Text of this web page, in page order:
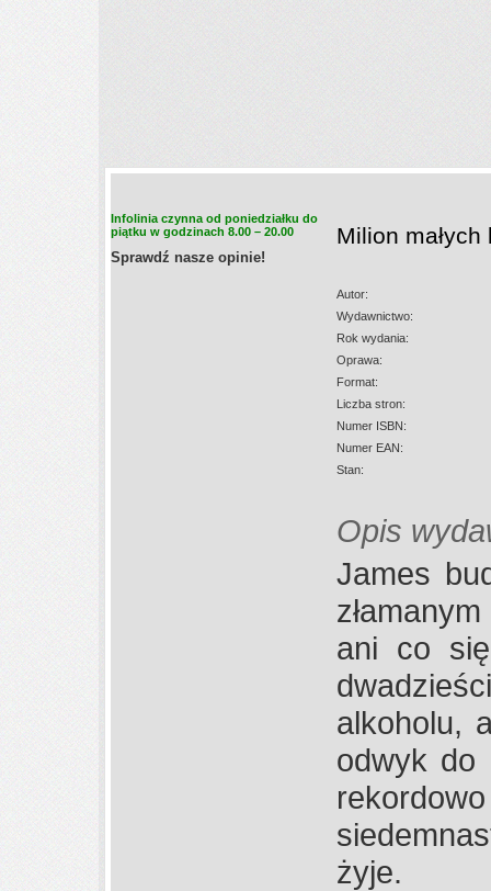
Infolinia czynna od poniedziałku do
piątku w godzinach 8.00 – 20.00
Sprawdź nasze opinie!
Milion małych
Autor:
Wydawnictwo:
Rok wydania:
Oprawa:
Format:
Liczba stron:
Numer ISBN:
Numer EAN:
Stan:
Opis
James
ani co
alkoholu,
odwyk do
żyje.